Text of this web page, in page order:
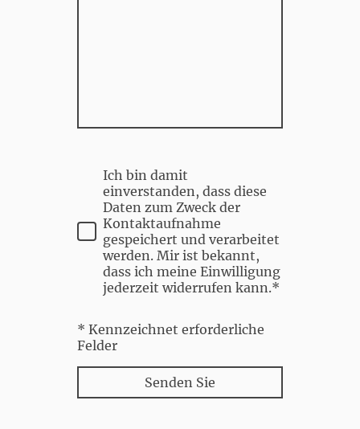
Ich bin damit
einverstanden, dass diese
Daten zum Zweck der
Kontaktaufnahme
gespeichert und verarbeitet
werden. Mir ist bekannt,
dass ich meine Einwilligung
jederzeit widerrufen kann.*
* Kennzeichnet erforderliche
Felder
Senden Sie